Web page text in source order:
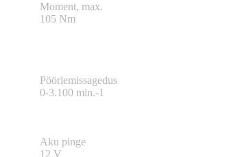
Moment, max.
105 Nm
Pöörlemissagedus
0-3.100 min.-1
Aku pinge
12 V